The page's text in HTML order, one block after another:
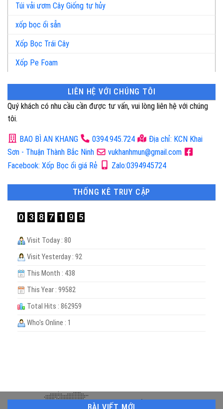
Túi vải ươm Cây Giống tự hủy
xốp bọc ổi sẵn
Xốp Bọc Trái Cây
Xốp Pe Foam
LIÊN HỆ VỚI CHÚNG TÔI
Quý khách có nhu cầu cần được tư vấn, vui lòng liên hệ với chúng
tôi.
BAO BÌ AN KHANG 0394.945.724
Địa chỉ: KCN Khai
Sơn - Thuận Thành Bắc Ninh
vukhanhmun@gmail.com
Facebook: Xốp Bọc ổi giá Rẻ
Zalo:0394945724
THỐNG KÊ TRUY CẬP
Visit Today : 80
Visit Yesterday : 92
This Month : 438
This Year : 99582
Total Hits : 862959
Who's Online : 1